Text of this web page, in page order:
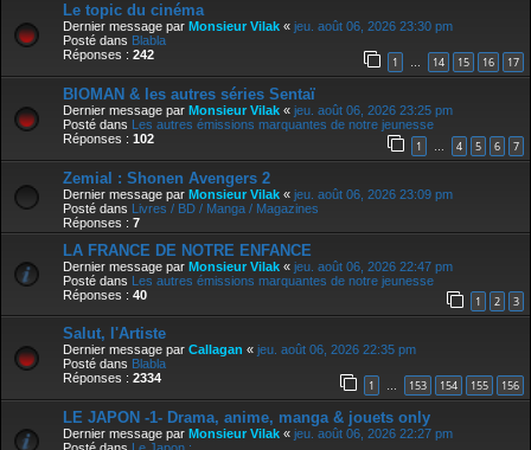
Le topic du cinéma
Dernier message par Monsieur Vilak « jeu. août 06, 2026 23:30 pm
Posté dans Blabla
Réponses : 242 1 … 14 15 16 17
BIOMAN & les autres séries Sentaï
Dernier message par Monsieur Vilak « jeu. août 06, 2026 23:25 pm
Posté dans Les autres émissions marquantes de notre jeunesse
Réponses : 102 1 4 5 6 7
Zemial : Shonen Avengers 2
Dernier message par Monsieur Vilak « jeu. août 06, 2026 23:09 pm
Posté dans Livres / BD / Manga / Magazines
Réponses : 7
LA FRANCE DE NOTRE ENFANCE
Dernier message par Monsieur Vilak « jeu. août 06, 2026 22:47 pm
Posté dans Les autres émissions marquantes de notre jeunesse
Réponses : 40 1 2 3
Salut, l'Artiste
Dernier message par Callagan « jeu. août 06, 2026 22:35 pm
Posté dans Blabla
Réponses : 2334 1 … 153 154 155 156
LE JAPON -1- Drama, anime, manga & jouets only
Dernier message par Monsieur Vilak « jeu. août 06, 2026 22:27 pm